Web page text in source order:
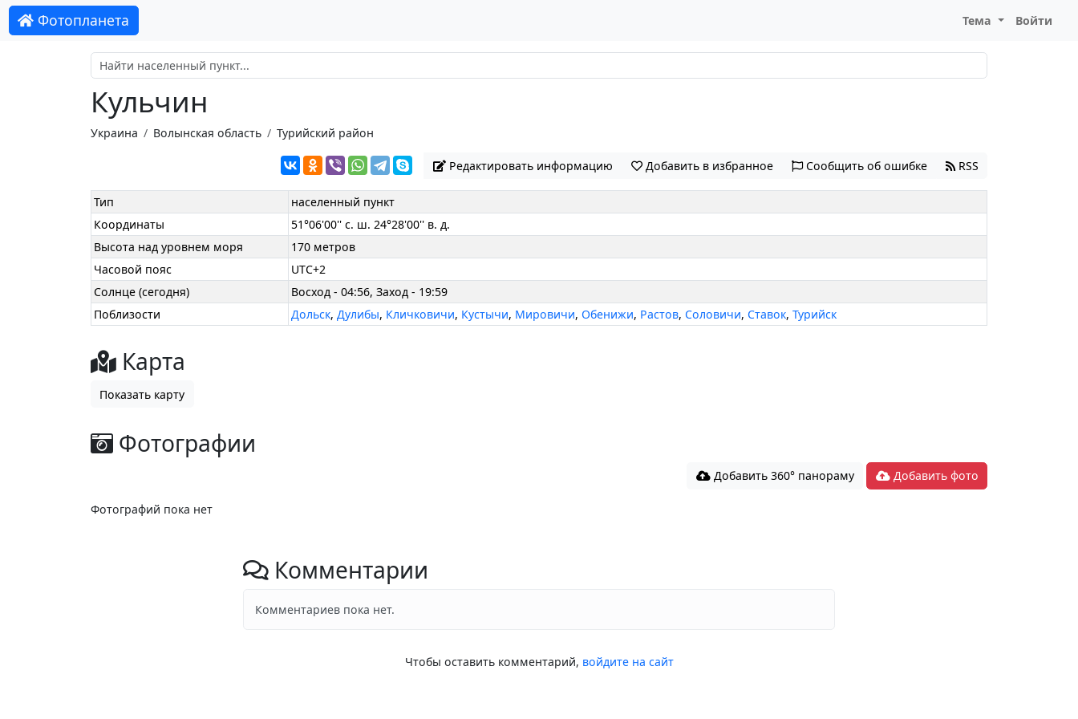
Фотопланета Тема Войти
Кульчин
Украина Волынская область Турийский район
Редактировать информацию Добавить в избранное Сообщить об ошибке RSS
Тип
населенный пункт
Координаты
51°06'00'' с. ш. 24°28'00'' в. д.
Высота над уровнем моря
170 метров
Часовой пояс
UTC+2
Солнце (сегодня)
Восход - 04:56, Заход - 19:59
Поблизости
Дольск,Дулибы, Кличковичи, Кустычи, Мировичи,Обенижи, Растов, Соловичи, Ставок,Турийск
Карта
Показать карту
Фотографии
Добавить 360° панораму Добавить фото
Фотографий пока нет
Комментарии
Комментариев пока нет.
Чтобы оставить комментарий, войдите на сайт